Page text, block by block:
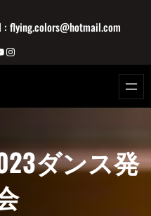
: flying.colors@hotmail.com
Instagram
ダンス発